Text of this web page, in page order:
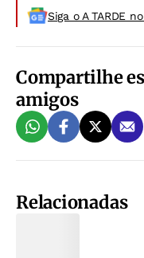
Siga o A TARDE
Compartilhe
amigos
Relacionadas